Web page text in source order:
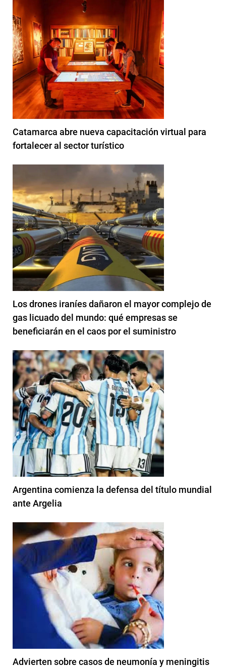
Catamarca abre nueva capacitación virtual para
fortalecer al sector turístico
Los drones iraníes dañaron el mayor complejo de
gas licuado del mundo: qué empresas se
beneficiarán en el caos por el suministro
Argentina comienza la defensa del título mundial
ante Argelia
Advierten sobre casos de neumonía y meningitis